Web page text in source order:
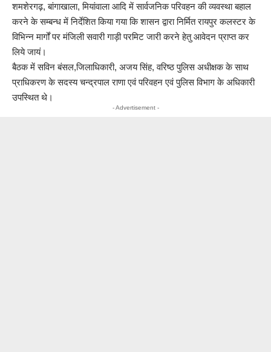
शमशेरगढ़, बांगाखाला, मियांवाला आदि में सार्वजनिक परिवहन की व्यवस्था बहाल
करने के सम्बन्ध में निर्देशित किया गया कि शासन द्वारा निर्मित रायपुर कलस्टर के
विभिन्न मार्गों पर मंजिली सवारी गाड़ी परमिट जारी करने हेतु आवेदन प्राप्त कर
लिये जायं।
बैठक में सविन बंसल,जिलाधिकारी, अजय सिंह, वरिष्ठ पुलिस अधीक्षक के साथ
प्राधिकरण के सदस्य चन्द्रपाल राणा एवं परिवहन एवं पुलिस विभाग के अधिकारी
उपस्थित थे।
- Advertisement -